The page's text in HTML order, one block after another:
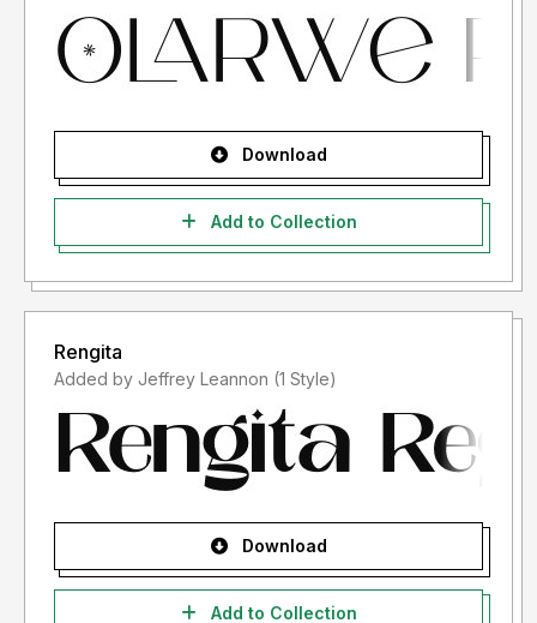
Download
Add to Collection
Rengita
Added by Jeffrey Leannon (1 Style)
Download
Add to Collection